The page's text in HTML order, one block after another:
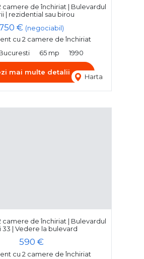
Harta
camere de închiriat | Bulevardul
| rezidential sau birou
€ (negociabil)
cu 2 camere de închiriat
65 mp 1990
mai multe detalii
camere de închiriat | Bulevardul
33 | Vedere la bulevard
590 €
cu 2 camere de închiriat